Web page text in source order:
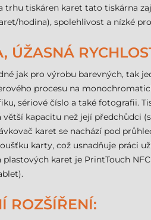
trhu tiskáren karet tato tiskárna
hodina), spolehlivost a nízké
ÚŽASNÁ
jak pro výrobu barevných, tak
procesu na
sériové číslo a také fotografii.
větší kapacitu než její
karet se nachází pod
karty, což usnadňuje práci
karet je PrintTouch
ROZŠÍŘENÍ: